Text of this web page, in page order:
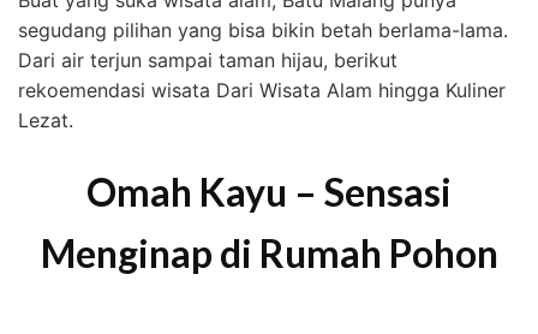
segudang pilihan yang bisa bikin betah berlama-lama.
Dari air terjun sampai taman hijau, berikut
rekoemendasi wisata Dari Wisata Alam hingga Kuliner
Lezat.
Omah Kayu – Sensasi
Menginap di Rumah Pohon